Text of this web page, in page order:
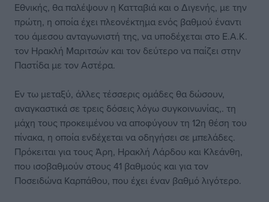
Εθνικής, θα παλέψουν η Κατταβιά και ο Διγενής, με την
πρώτη, η οποία έχει πλεονέκτημα ενός βαθμού έναντι
του άμεσου ανταγωνιστή της, να υποδέχεται στο Ε.Α.Κ.
τον Ηρακλή Μαριτσών και τον δεύτερο να παίζει στην
Παστίδα με τον Αστέρα.
Εν τω μεταξύ, άλλες τέσσερις ομάδες θα δώσουν,
αναγκαστικά σε τρεις δόσεις λόγω συγκοινωνίας,. τη
μάχη τους προκειμένου να αποφύγουν τη 12η θέση του
πίνακα, η οποία ενδέχεται να οδηγήσει σε μπελάδες.
Πρόκειται για τους Άρη, Ηρακλή Λάρδου και Κλεάνθη,
που ισοβαθμούν στους 41 βαθμούς και για τον
Ποσειδώνα Καρπάθου, που έχει έναν βαθμό λιγότερο.